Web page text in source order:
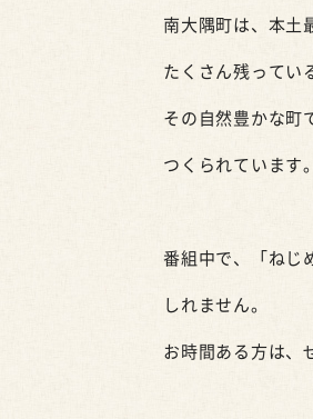
南大隅町は、本土
たくさん残ってい
その自然豊かな町
つくられています。
番組中で、「ねじ
しれません。
お時間ある方は、